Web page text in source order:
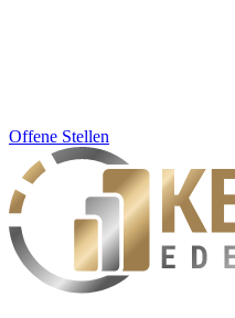
Offene Stellen